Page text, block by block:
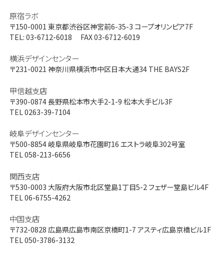
原宿ラボ
〒150-0001 東京都渋谷区神宮前6-35-3 コープオリンピア7F
TEL: 03-6712-6018 FAX 03-6712-6019
横浜デザインセンター
〒231-0021 神奈川県横浜市中区日本大通34 THE BAYS2F
甲信越支店
〒390-0874長野県松本市大手2-1-9 松本大手ビル3F
TEL 0263-39-7104
岐阜デザインセンター
〒500-8854岐阜県岐阜市花園町16 エストラ岐阜302号室
TEL 058-213-6656
関西支店
〒530-0003 大阪府大阪市北区堂島1丁目5-2 フェザー堂島ビル4F
TEL 06-6755-4262
中国支店
〒732-0828 広島県広島市南区京橋町1-7 アスティ広島京橋ビル1F
TEL 050-3786-3132